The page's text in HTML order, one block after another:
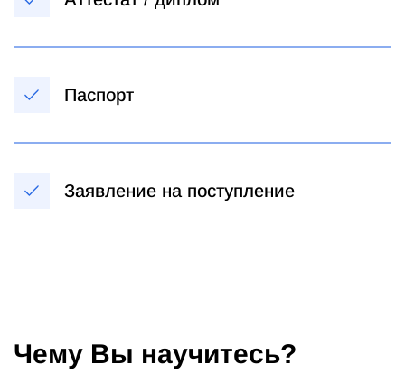
Паспорт
Заявление на поступление
Чему Вы научитесь?